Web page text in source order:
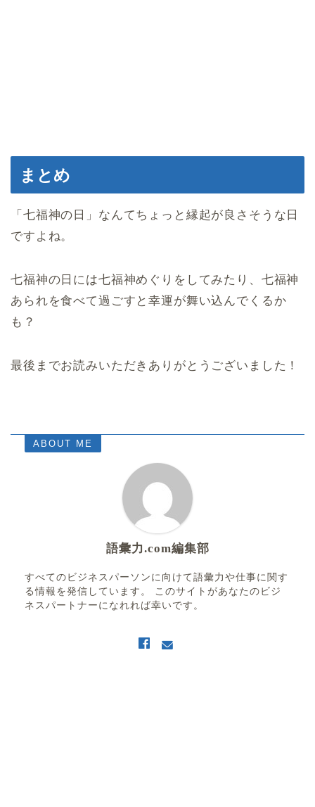
まとめ
「七福神の日」なんてちょっと縁起が良さそうな日
ですよね。
七福神の日には七福神めぐりをしてみたり、七福神
あられを食べて過ごすと幸運が舞い込んでくるか
も？
最後までお読みいただきありがとうございました！
ABOUT ME
語彙力.com編集部
すべてのビジネスパーソンに向けて語彙力や仕事に関す
る情報を発信しています。 このサイトがあなたのビジ
ネスパートナーになれれば幸いです。